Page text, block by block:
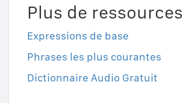
Plus de ressources
Expressions de base
Phrases les plus courantes
Dictionnaire Audio Gratuit